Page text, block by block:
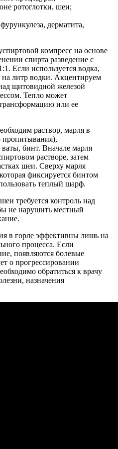
ротоглотки, шеи;
дерматита,
компресс на основе
спирта разведение с
Если используется водка,
на литр водки. Акцентируем
щитовидной железой
Тепло может
или ее
раствор, марля в
пропитывания),
бинт. Вначале марля
растворе, затем
шеи. Сверху марля
фиксируется бинтом
теплый шарф.
требуется контроль над
не нарушить местный
в горле эффективны лишь на
процесса. Если
появляются болевые
о прогрессировании
обратиться к врачу
назначения